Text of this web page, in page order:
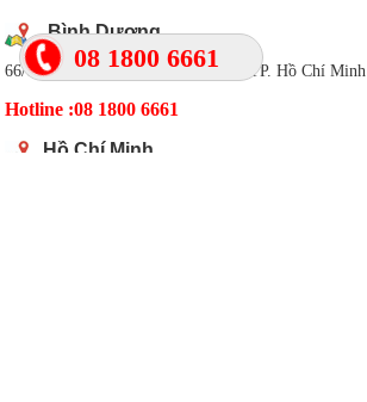
Bình Dương
66/6 Đông Nhì, Phường Lái Thiêu, TP. Hồ Chí Minh
Hotline :08 1800 6661
Hồ Chí Minh
08 1800 6661